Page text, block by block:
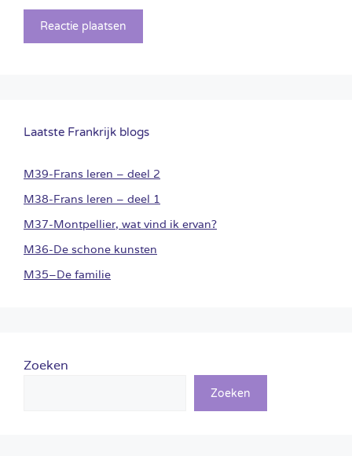
Laatste Frankrijk blogs
M39-Frans leren – deel 2
M38-Frans leren – deel 1
M37-Montpellier, wat vind ik ervan?
M36-De schone kunsten
M35–De familie
Zoeken
Zoeken